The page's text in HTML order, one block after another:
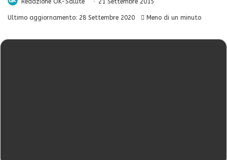
Redazione OK-Salute 21 Settembre 2015
Ultimo aggiornamento: 28 Settembre 2020 Meno di un minuto